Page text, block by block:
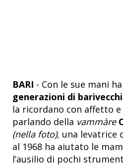
BARI - Con le sue mani
generazioni di
la ricordano con affetto
parlando della vammàre
(nella foto), una levatrice
al 1968 ha aiutato le
l’ausilio di pochi